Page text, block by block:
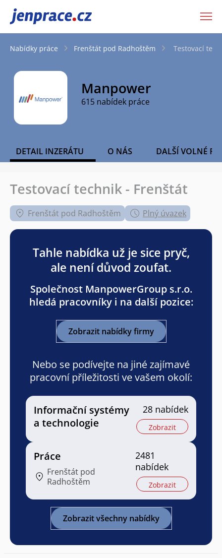
JenPráce.cz
Nabídky práce Frenštát pod Radhoštěm Testovací
Manpower
615 nabídek práce
DETAIL INZERÁTU O NÁS DALŠÍ VOLNÉ
Testovací technik - Frenštát
Frenštát pod Radhoštěm Plný úvazek
Tahle nabídka už je sice pryč,
ale není důvod zoufat.
Společnost ManpowerGroup s.r.o.
hledá pracovníky i na další pozice:
Zobrazit nabídky firmy
Nebo se podívejte na jiné zajímavé
pracovní příležitosti ve vašem okolí:
Informační systémy
a technologie
28 nabídek
Zobrazit
Práce
Frenštát pod
Radhoštěm
2481
nabídek
Zobrazit
Zobrazit všechny nabídky